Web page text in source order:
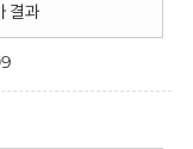
결과